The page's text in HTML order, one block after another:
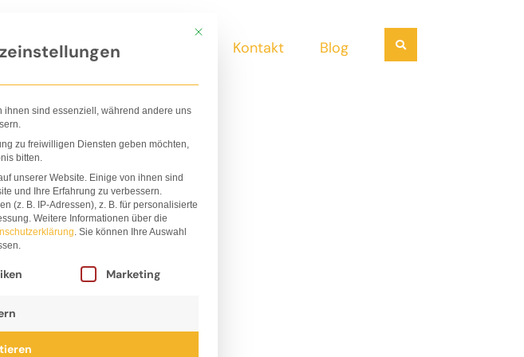
Nachhaltigkeit Kontakt Blog Suchen
Mit diesem Button wird der Dialog geschlossen. Seine Funktionalität ist
ihnen sind essenziell, während andere uns
zu freiwilligen Diensten geben möchten,
bitten.
unserer Website. Einige von ihnen sind
und Ihre Erfahrung zu verbessern.
(z. B. IP-Adressen), z. B. für personalisierte
Weitere Informationen über die
. Sie können Ihre Auswahl
für die eine Einwilligung erteilt werden kann. Die erste Service-Gruppe
Marketing